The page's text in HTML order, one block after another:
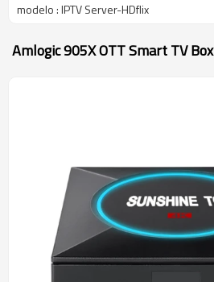
modelo : IPTV Server-HDflix
Amlogic 905X OTT Smart TV Box